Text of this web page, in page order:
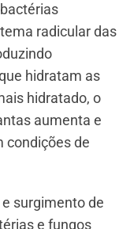
radicular das
hidratam as
hidratado, o
aumenta e
condições de
surgimento de
e fungos